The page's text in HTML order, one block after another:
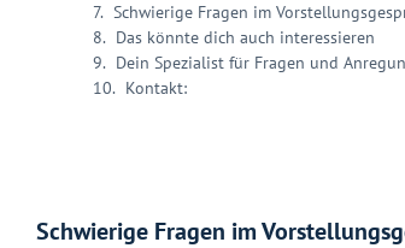
Schwierige Fragen im
Das könnte dich auch interessieren
Dein Spezialist für Fragen und
Kontakt:
Schwierige Fragen im